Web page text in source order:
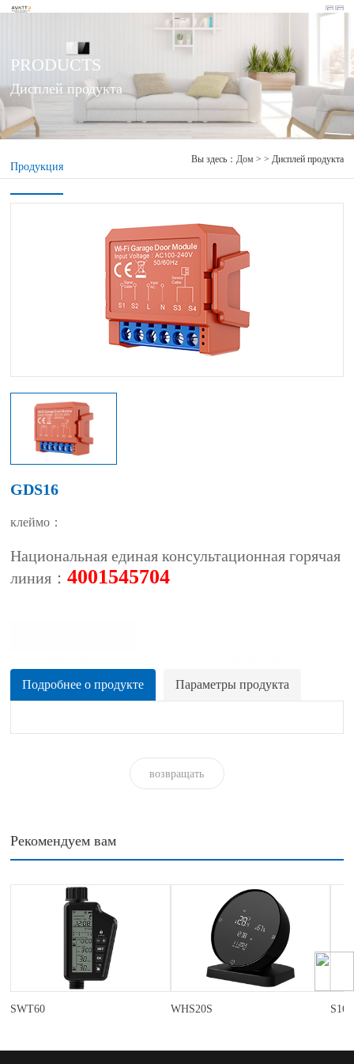
PRODUCTS
Дисплей продукта
Продукция
Вы здесь： Дом > > Дисплей продукта
GDS16
клеймо：
Национальная единая консультационная горячая
линия：4001545704
Подробнее о продукте
Параметры продукта
возвращать
Рекомендуем вам
SWT60 WHS20S